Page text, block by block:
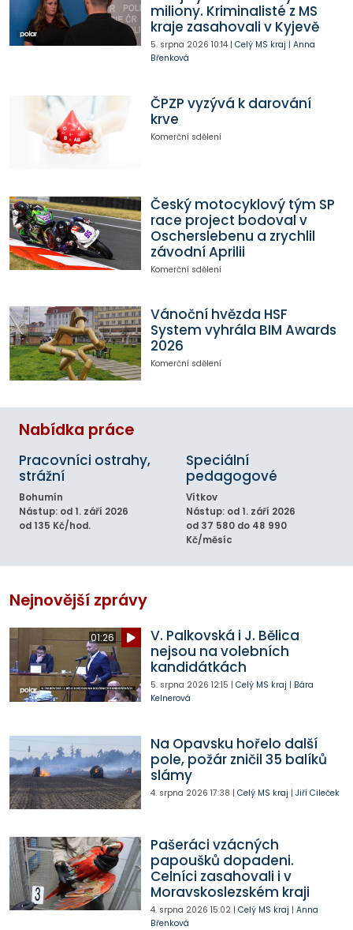
miliony. Kriminalisté z MS
kraje zasahovali v Kyjevě
5. srpna 2026 10:14| Celý MS kraj | Anna
Břenková
ČPZP vyzývá k darování
krve
Komerční sdělení
Český motocyklový tým SP
race project bodoval v
Oscherslebenu a zrychlil
závodní Aprilii
Komerční sdělení
Vánoční hvězda HSF
System vyhrála BIM Awards
2026
Komerční sdělení
Nabídka práce
Pracovníci ostrahy,
strážní
Bohumín
Nástup: od 1. září 2026
od 135 Kč/hod.
Speciální
pedagogové
Vítkov
Nástup: od 1. září 2026
od 37 580 do 48 990
Kč/měsíc
Nejnovější zprávy
01:26
V. Palkovská i J. Bělica
nejsou na volebních
kandidátkách
5. srpna 2026 12:15 | Celý MS kraj | Bára
Kelnerová
Na Opavsku hořelo další
pole, požár zničil 35 balíků
slámy
4. srpna 2026 17:38 | Celý MS kraj | Jiří Cileček
Pašeráci vzácných
papoušků dopadeni.
Celníci zasahovali i v
Moravskoslezském kraji
4. srpna 2026 15:02| Celý MS kraj | Anna
Břenková